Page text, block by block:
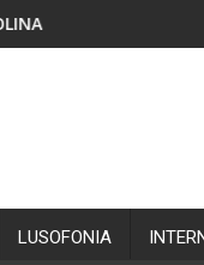
CABINDA, TERRITÓRIO
LUSOFONIA